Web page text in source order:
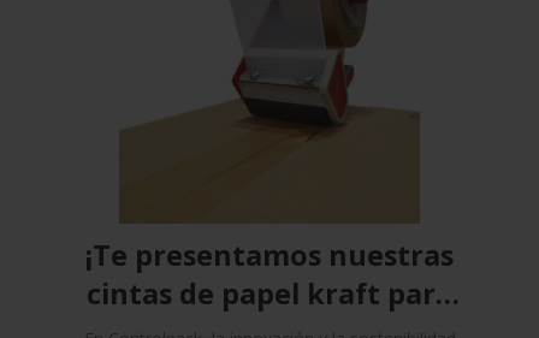
¡Te presentamos nuestras
cintas de papel kraft para